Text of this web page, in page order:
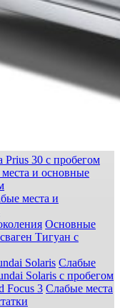
Prius 30 с пробегом
и основные
места и
Основные
Тигуан с
Слабые
Solaris с пробегом
Слабые места